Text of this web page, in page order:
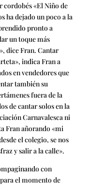
«El Niño de
ha dejado un poco a la
pronto a
un toque más
dice Fran. Cantar
indica Fran a
en vendedores que
también su
fuera de la
de cantar solos en la
Carnavalesca ni
Fran añorando «mi
el colegio, se nos
y salir a la calle».
con
el momento de